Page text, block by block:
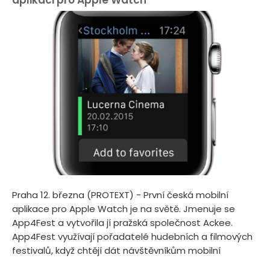
Praha 12. března (PROTEXT) - První česká mobilní
aplikace pro Apple Watch je na světě. Jmenuje se
App4Fest a vytvořila jí pražská společnost Ackee.
App4Fest využívají pořadatelé hudebních a filmových
festivalů, když chtějí dát návštěvníkům mobilní